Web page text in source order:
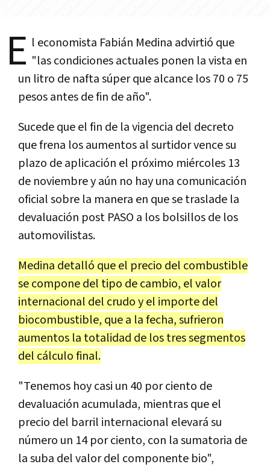
E l economista Fabián Medina advirtió que
"las condiciones actuales ponen la vista en
un litro de nafta súper que alcance los 70 o 75
pesos antes de fin de año".
Sucede que el fin de la vigencia del decreto
que frena los aumentos al surtidor vence su
plazo de aplicación el próximo miércoles 13
de noviembre y aún no hay una comunicación
oficial sobre la manera en que se traslade la
devaluación post PASO a los bolsillos de los
automovilistas.
Medina detalló que el precio del combustible
se compone del tipo de cambio, el valor
internacional del crudo y el importe del
biocombustible, que a la fecha, sufrieron
aumentos la totalidad de los tres segmentos
del cálculo final.
"Tenemos hoy casi un 40 por ciento de
devaluación acumulada, mientras que el
precio del barril internacional elevará su
número un 14 por ciento, con la sumatoria de
la suba del valor del componente bio",